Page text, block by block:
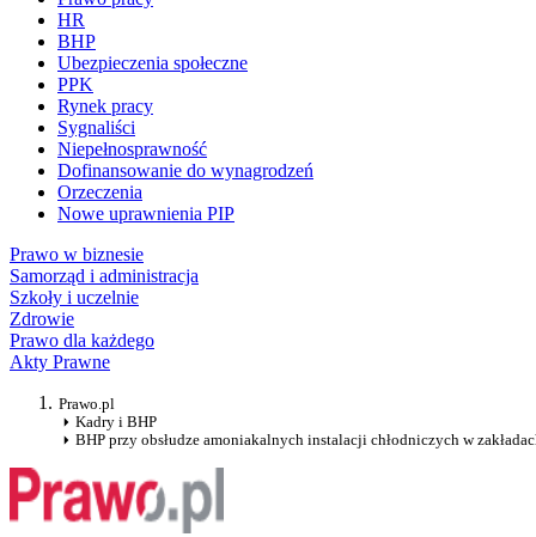
HR
BHP
Ubezpieczenia społeczne
PPK
Rynek pracy
Sygnaliści
Niepełnosprawność
Dofinansowanie do wynagrodzeń
Orzeczenia
Nowe uprawnienia PIP
Prawo w biznesie
Samorząd i administracja
Szkoły i uczelnie
Zdrowie
Prawo dla każdego
Akty Prawne
Prawo.pl
Kadry i BHP
BHP przy obsłudze amoniakalnych instalacji chłodniczych w